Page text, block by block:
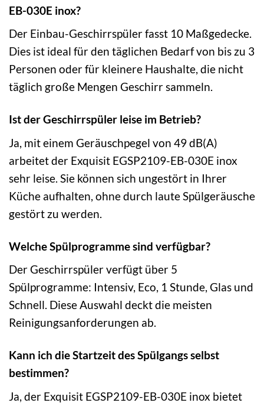
EB-030E inox?
Der Einbau-Geschirrspüler fasst 10 Maßgedecke.
Dies ist ideal für den täglichen Bedarf von bis zu 3
Personen oder für kleinere Haushalte, die nicht
täglich große Mengen Geschirr sammeln.
Ist der Geschirrspüler leise im Betrieb?
Ja, mit einem Geräuschpegel von 49 dB(A)
arbeitet der Exquisit EGSP2109-EB-030E inox
sehr leise. Sie können sich ungestört in Ihrer
Küche aufhalten, ohne durch laute Spülgeräusche
gestört zu werden.
Welche Spülprogramme sind verfügbar?
Der Geschirrspüler verfügt über 5
Spülprogramme: Intensiv, Eco, 1 Stunde, Glas und
Schnell. Diese Auswahl deckt die meisten
Reinigungsanforderungen ab.
Kann ich die Startzeit des Spülgangs selbst
bestimmen?
Ja, der Exquisit EGSP2109-EB-030E inox bietet